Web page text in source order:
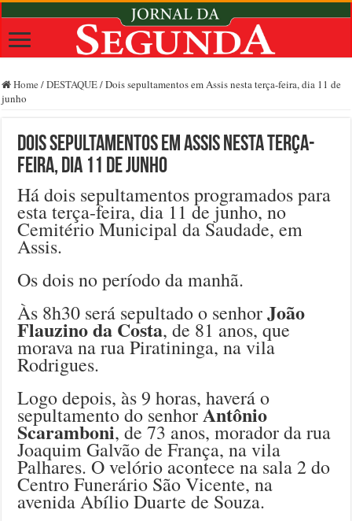
Home /DESTAQUE/Dois sepultamentos em Assis nesta terça-feira, dia 11 de
junho
Dois sepultamentos em Assis nesta terça-
feira, dia 11 de junho
Há dois sepultamentos programados para
esta terça-feira, dia 11 de junho, no
Cemitério Municipal da Saudade, em
Assis.
Os dois no período da manhã.
Às 8h30 será sepultado o senhorJoão
Flauzino da Costa, de 81 anos, que
morava na rua Piratininga, na vila
Rodrigues.
Logo depois, às 9 horas, haverá o
sepultamento do senhorAntônio
Scaramboni, de 73 anos, morador da rua
Joaquim Galvão de França, na vila
Palhares. O velório acontece na sala 2 do
Centro Funerário São Vicente, na
avenida Abílio Duarte de Souza.